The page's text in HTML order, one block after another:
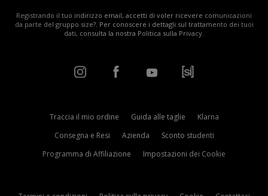
Registrando il tuo indirizzo email, accetti di voler ricevere comunicazioni
da parte del gruppo size?. Per conoscere i dettagli sul trattamento dei tuoi
dati, consulta la nostra Politica sulla Privacy.
Traccia il mio ordine Guida alle taglie
Klarna
Consegna e Resi
Azienda
Sconto studenti
Programma di Affiliazione
Impostazioni dei Cookie